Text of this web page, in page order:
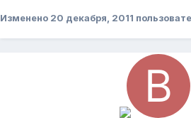
Изменено 20 декабря, 2011